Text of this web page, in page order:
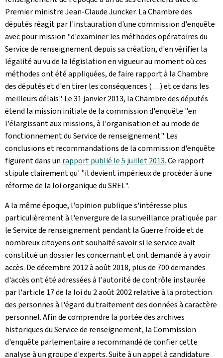
Premier ministre Jean-Claude Juncker. La Chambre des
députés réagit par l'instauration d'une commission d'enquête
avec pour mission "d'examiner les méthodes opératoires du
Service de renseignement depuis sa création, d'en vérifier la
légalité au vu de la législation en vigueur au moment où ces
méthodes ont été appliquées, de faire rapport à la Chambre
des députés et d'en tirer les conséquences (…) et ce dans les
meilleurs délais". Le 31 janvier 2013, la Chambre des députés
étend la mission initiale de la commission d'enquête "en
l'élargissant aux missions, à l'organisation et au mode de
fonctionnement du Service de renseignement". Les
conclusions et recommandations de la commission d'enquête
figurent dans un rapport publié le 5 juillet 2013.Ce rapport
stipule clairement qu' "il devient impérieux de procéder à une
réforme de la loi organique du SREL".
A la même époque, l'opinion publique s'intéresse plus
particulièrement à l'envergure de la surveillance pratiquée par
le Service de renseignement pendant la Guerre froide et de
nombreux citoyens ont souhaité savoir si le service avait
constitué un dossier les concernant et ont demandé à y avoir
accès. De décembre 2012 à août 2018, plus de 700 demandes
d'accès ont été adressées à l'autorité de contrôle instaurée
par l'article 17 de la loi du 2 août 2002 relative à la protection
des personnes à l'égard du traitement des données à caractère
personnel. Afin de comprendre la portée des archives
historiques du Service de renseignement, la Commission
d'enquête parlementaire a recommandé de confier cette
analyse à un groupe d'experts. Suite à un appel à candidature